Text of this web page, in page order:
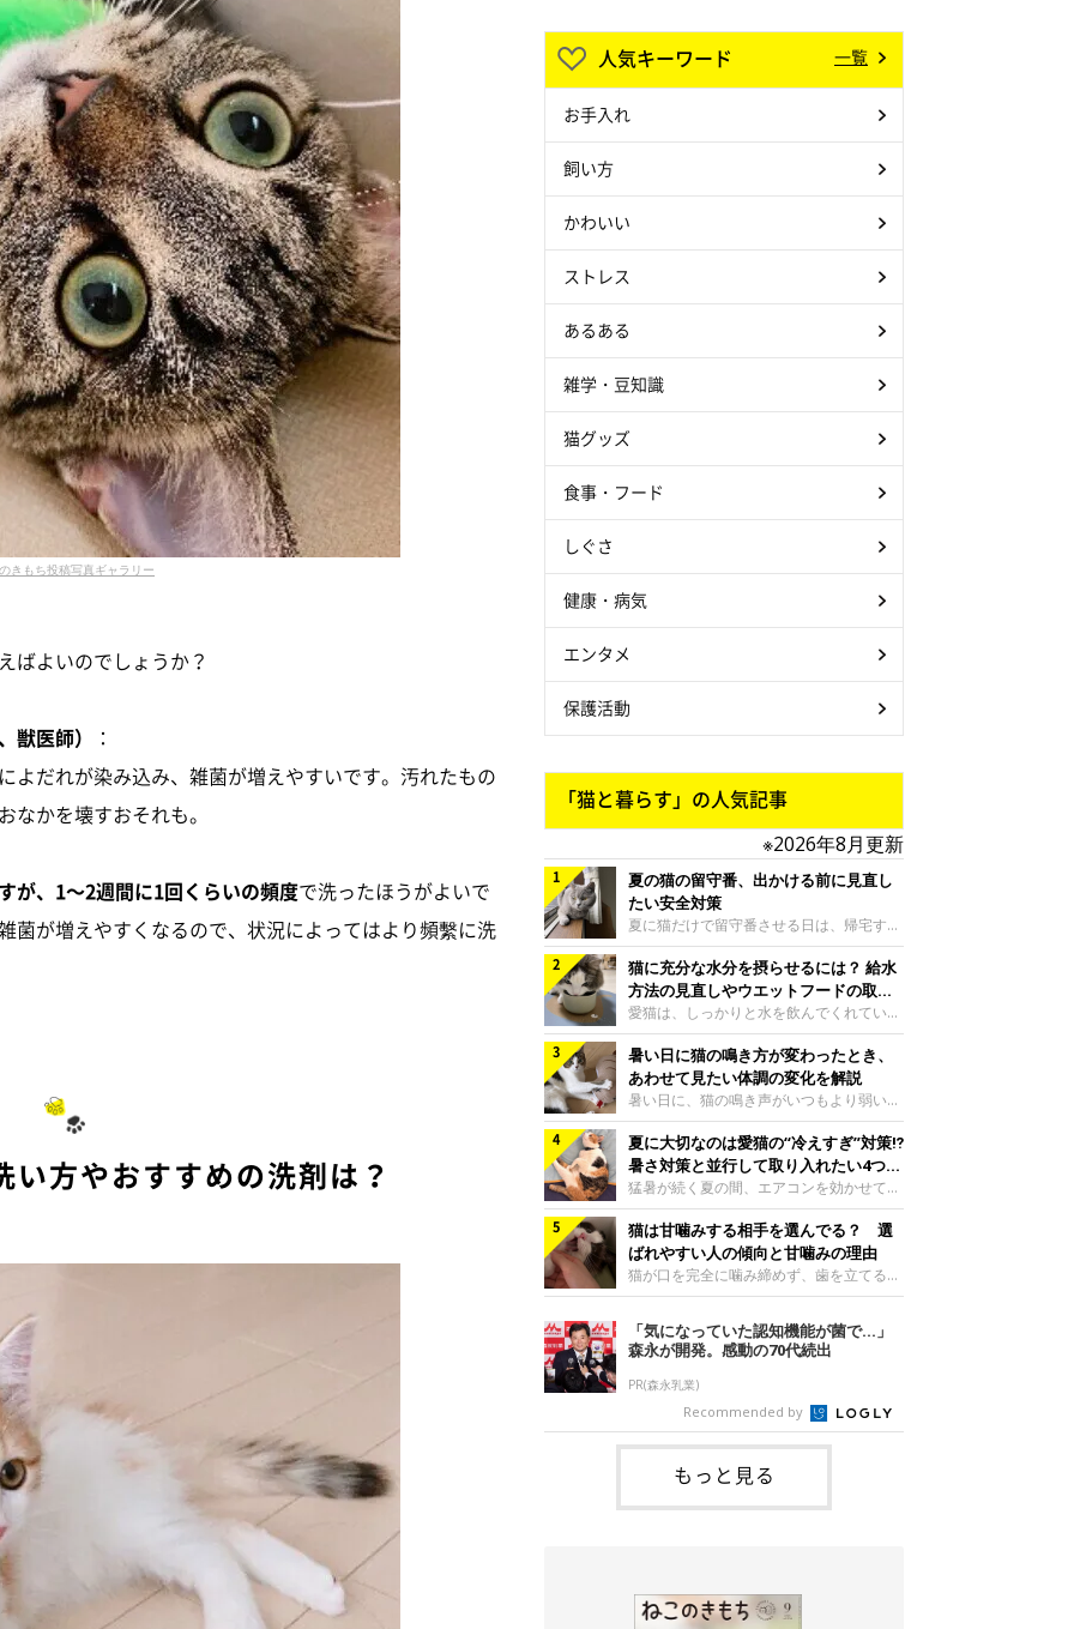
きもち投稿写真ギャラリー
よいのでしょうか？
獣医師）
：
よだれが染み込み、雑菌が増えやすいです。汚れたもの
かを壊すおそれも。
が、1～2週間に1回くらいの頻度で洗ったほうがよいで
菌が増えやすくなるので、状況によってはより頻繫に洗
方やおすすめの洗剤は？
人気キーワード 一覧
お手入れ
飼い方
かわいい
ストレス
あるある
雑学・豆知識
猫グッズ
食事・フード
しぐさ
健康・病気
エンタメ
保護活動
「猫と暮らす」の人気記事
※2026年8月更新
夏の猫の留守番、出かける前に見直し
たい安全対策
夏に猫だけで留守番させる日は、帰宅する
まで部屋が暑くなりすぎないか、水は足り
るかと気になる飼い主さんもいるでしょ
う。家の中なら安全と思っていても、日中
は室温が急に上がることがあります。留守
中の暑さから猫を守るために準備したいこ
とや、帰宅後に見たいサインなどについ
て、ねこのきもち獣医師相談室の岡本りさ
先生に伺いました。 留守中は室温が急に
上がることがあるねこのきもち投稿写真ギ
ャラリー夏の日中は、エアコンが切れると
室温が急に上昇する場合があります。猫は
自分で涼しい場所を探すのが得意ですが、
部屋全体が暑くなれ
猫に充分な水分を摂らせるには？ 給水
方法の見直しやウエットフードの取り
入れ方を解説
愛猫は、しっかりと水を飲んでくれていま
すか？ 夏場はエアコンで室内が涼しいこ
ともあり、猫があまり水を飲まないこと
も。積極的に水分を摂らせるためには、給
水方法を見直したり、フードから水分を摂
らせたりする方法があります。今回は獣医
師の重本仁先生に、猫に水分を摂らせるた
めにできるためできる工夫を教えていただ
きました。ボウルの高さを愛猫の好みにね
このきもち投稿写真ギャラリー水飲みボウ
ルの高さは、猫が飲むときに頭が胃より下
にならないように設定すると飲みやすいで
しょう。首を深く折り曲げずに済むため、
関節や食道への負
暑い日に猫の鳴き方が変わったとき、
あわせて見たい体調の変化を解説
暑い日に、猫の鳴き声がいつもより弱い、
かすれる、しつこく鳴くなど、ふだんと違
って聞こえることがあります。 そんなと
き、あわせてどのような様子を確認したら
よいのでしょうか。暑い日に猫の鳴き方が
変わるときの見方や注意したい体調の変化
などについて、ねこのきもち獣医師相談室
の山口みき先生に伺いました。 鳴き方の
変化だけで判断せず、全身の様子も確認し
てねこのきもち投稿写真ギャラリー猫の鳴
ように見えることがあります。 ただ、鳴
き声だけで原因を決めるのは難しく、体調
や環境の変化を
夏に大切なのは愛猫の“冷えすぎ”対策⁉
暑さ対策と並行して取り入れたい4つの
工夫
猛暑が続く夏の間、エアコンを効かせて室
内を冷やしますよね。しかし、人にとって
は快適な温度でも、猫にとっては温度が低
すぎることも。暑さ対策と並行して、冷え
すぎ対策もしっかりと行うことが大切で
す。今回は獣医師の重本仁先生に、猫の冷
えすぎを防ぐ4つの対策を教えていただき
ました。（1） 冷房の効いていない部屋に
行き来できるようにするねこのきもち投稿
写真ギャラリー猫が寒いと感じたときに、
冷気から逃れる「逃げ場」を用意しておき
ましょう。冷房の効いていない部屋や廊下
へも自由に行き来できるように、ドアは猫
が通れる程度に
猫は甘噛みする相手を選んでる？ 選
ばれやすい人の傾向と甘噛みの理由
猫が口を完全に噛み締めず、歯を立てる程
度に噛む“甘噛み”。遊びやスキンシップの
ときに繰り出すことがありますが、同じ家
族でも噛まれる頻度に違いがあると感じる
ことも。ねこのきもちWEB MAGAZINEで
は、飼い主さんたちにアンケートを実施
し、愛猫が甘噛みする相手を選んでいると
感じる状況を教えてもらいました。また、
ねこのきもち獣医師相談室の原駿太朗先生
には、実際に猫は甘噛みする相手を選んで
いるのか、その真相をお聞きします。約6
割の飼い主さんが「甘噛みする相手を選ん
「気になっていた認知機能が菌で…」
森永が開発。感動の70代続出
PR(森永乳業)
Recommended by
もっと見る